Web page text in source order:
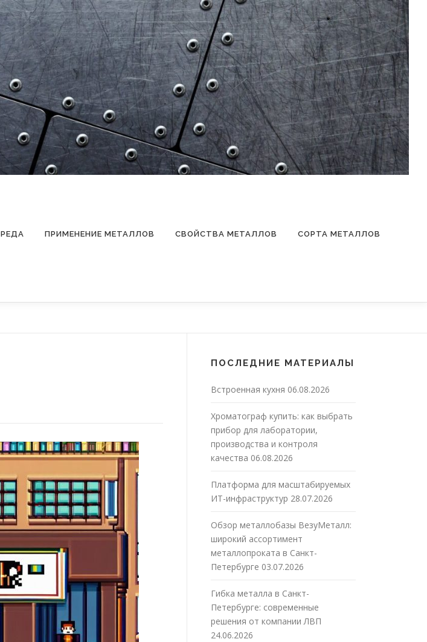
ПРИМЕНЕНИЕ МЕТАЛЛОВ СВОЙСТВА МЕТАЛЛОВ СОРТА МЕТАЛЛОВ
ПОСЛЕДНИЕ МАТЕРИАЛЫ
Встроенная кухня 06.08.2026
Хроматограф купить: как выбрать
прибор для лаборатории,
производства и контроля
качества 06.08.2026
Платформа для масштабируемых
ИТ-инфраструктур 28.07.2026
Обзор металлобазы ВезуМеталл:
широкий ассортимент
металлопроката в Санкт-
Петербурге 03.07.2026
Гибка металла в Санкт-
Петербурге: современные
решения от компании ЛВП
24.06.2026